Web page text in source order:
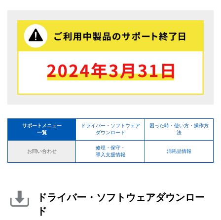
サポートメニュー
一覧
ドライバー・ソフトウェア
ダウンロード
困った時・使い方・操作方
法
お問い合わせ
修理・保守・
導入支援情報
消耗品情報
ドライバー・ソフトウェアダウンロー
ド